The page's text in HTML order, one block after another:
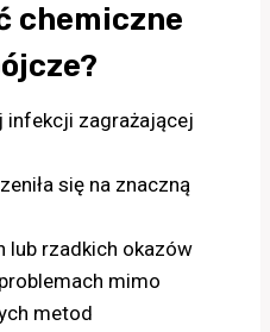
chemiczne
infekcji zagrażającej
się na znaczną
lub rzadkich okazów
mimo
metod